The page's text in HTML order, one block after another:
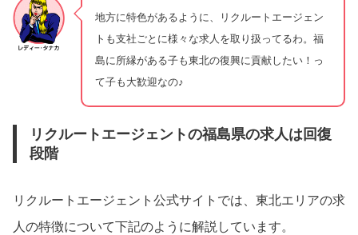
地方に特色があるように、リクルートエージェン
トも支社ごとに様々な求人を取り扱ってるわ。福
島に所縁がある子も東北の復興に貢献したい！っ
て子も大歓迎なの♪
リクルートエージェントの福島県の求人は回復
段階
リクルートエージェント公式サイトでは、東北エリアの求
人の特徴について下記のように解説しています。